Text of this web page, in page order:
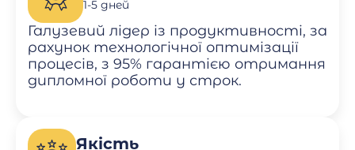
1-5 дней
Галузевий лідер із продуктивності, за
рахунок технологічної оптимізації
процесів, з 95% гарантією отримання
дипломної роботи у строк.
Якість